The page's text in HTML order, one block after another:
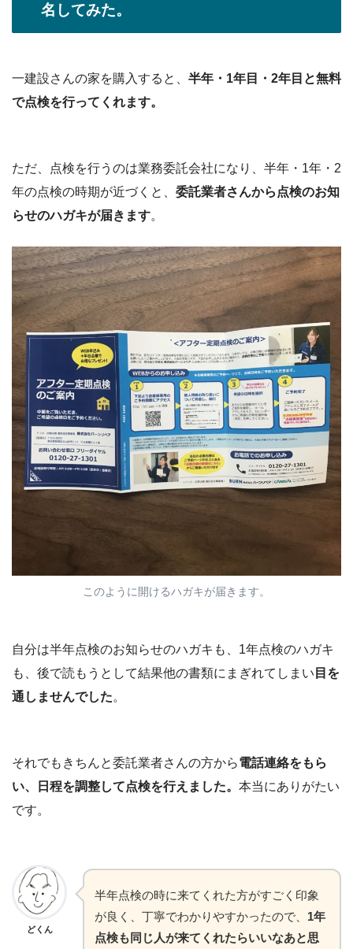
名してみた。
一建設さんの家を購入すると、 半年・1年目・2年目と無料
で点検を行ってくれます。
ただ、点検を行うのは業務委託会社になり、半年・1年・2
年の点検の時期が近づくと、 委託業者さんから点検のお知
らせのハガキが届きます。
このように開けるハガキが届きます。
自分は半年点検のお知らせのハガキも、1年点検のハガキ
も、後で読もうとして結果他の書類にまぎれてしまい 目を
通しませんでした。
それでもきちんと委託業者さんの方から電話連絡をもら
い、日程を調整して点検を行えました。 本当にありがたい
です。
どくん
半年点検の時に来てくれた方がすごく印象
が良く、丁寧でわかりやすかったので、 1年
点検も同じ人が来てくれたらいいなあと思